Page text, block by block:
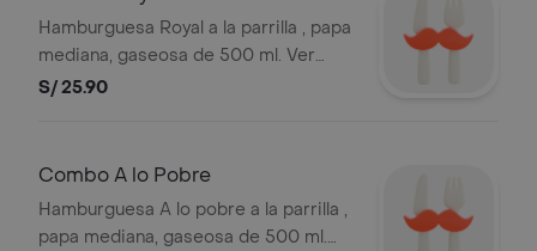
Hamburguesa Royal a la parrilla , papa
mediana, gaseosa de 500 ml. Ver
composicion de productos en la
referencial . BEMBOS S.A.C RUC
S/ 25.90
Combo A lo Pobre
Hamburguesa A lo pobre a la parrilla ,
papa mediana, gaseosa de 500 ml.